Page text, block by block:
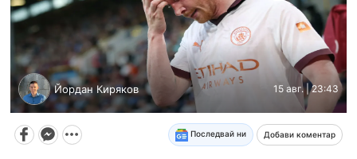
Йордан Киряков 15 авг. | 23:43
Последвай ни Добави коментар